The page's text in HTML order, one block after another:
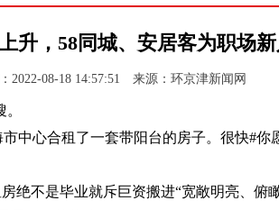
升，58同城、安居客为职场
2022-08-18 14:57:51 来源：环京津新闻网
中心合租了一套带阳台的房子。很快#你
绝不是毕业就斥巨资搬进“宽敞明亮、俯